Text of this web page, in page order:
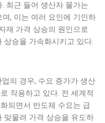
최근 들어 생산자 물가는
, 이는 여러 요인에 기인하
재 가격 상승의 원인으로
상승을 가속화시키고 있다.
의 경우, 수요 증가가 생산
작용하고 있다. 전 세계적
되면서 반도체 수요는 급
맞물려 가격 상승을 유도하